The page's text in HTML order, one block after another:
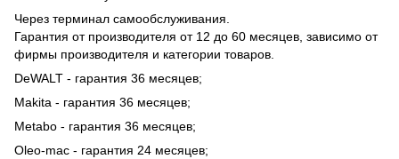
Через терминал самообслуживания.
Гарантия от производителя от 12 до 60 месяцев, зависимо от
фирмы производителя и категории товаров.
DeWALT - гарантия 36 месяцев;
Makita - гарантия 36 месяцев;
Metabo - гарантия 36 месяцев;
Oleo-mac - гарантия 24 месяцев;